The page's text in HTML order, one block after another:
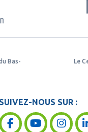
Bas-
Le
SUIVEZ-NOUS SUR :